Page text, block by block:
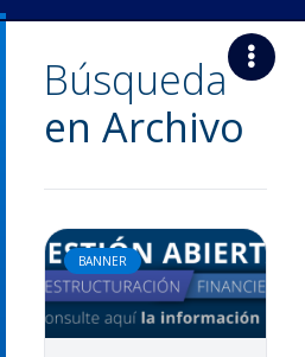
Búsqueda
en Archivo
BANNER